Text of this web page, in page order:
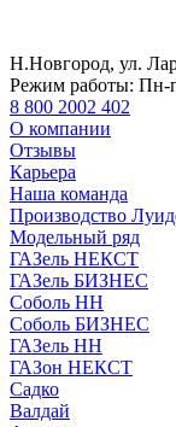
Н.Новгород, ул.
Режим работы: Пн-
8 800 2002 402
О компании
Отзывы
Карьера
Наша команда
Производство
Модельный ряд
ГАЗель НЕКСТ
ГАЗель БИЗНЕС
Соболь НН
Соболь БИЗНЕС
ГАЗель НН
ГАЗон НЕКСТ
Садко
Валдай